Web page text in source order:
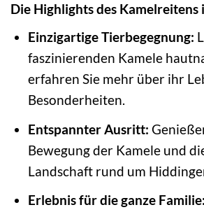
Die Highlights des Kamelreitens
Einzigartige Tierbegegnung:
faszinierenden Kamele
erfahren Sie mehr über ihr
Besonderheiten.
Entspannter Ausritt:
Bewegung der Kamele und
Landschaft rund um
Erlebnis für die ganze Familie: